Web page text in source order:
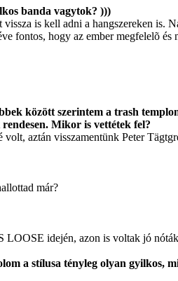
banda vagytok? )))
is kell adni a hangszereken is.
fontos, hogy az ember megfelelõ
között szerintem a trash
Mikor is vettétek fel?
aztán visszamentünk Peter
már?
idején, azon is voltak jó
a stílusa tényleg olyan gyilkos,